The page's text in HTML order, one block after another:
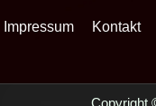
Impressum Kontakt
Copyright